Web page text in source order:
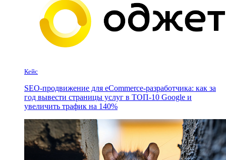
Кейс
SEO-продвижение для eCommerce-разработчика: как за
год вывести страницы услуг в ТОП-10 Google и
увеличить трафик на 140%